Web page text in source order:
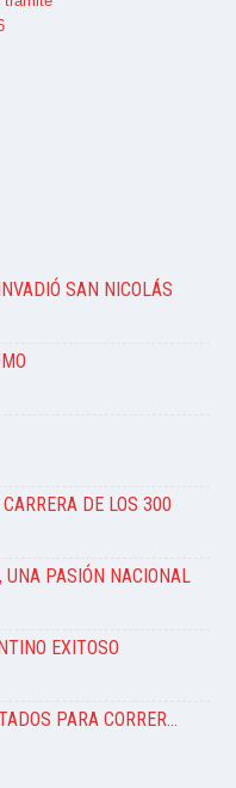
SAN NICOLÁS
DE LOS 300
UNA PASIÓN NACIONAL
EXITOSO
PARA CORRER…